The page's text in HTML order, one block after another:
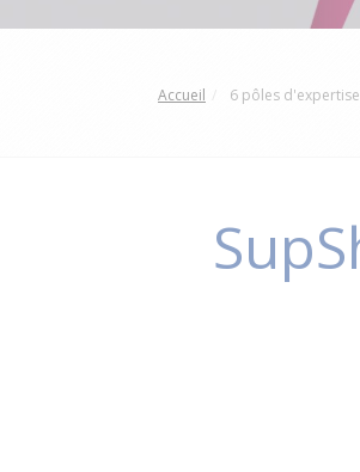
Accueil 6 pôles